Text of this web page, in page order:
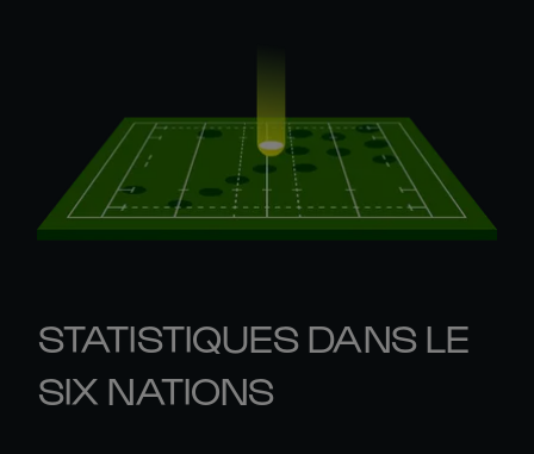
STATISTIQUES DANS LE
SIX NATIONS